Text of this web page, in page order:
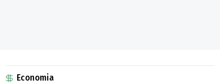
operar no Brasil", explica o diretor.
Economia